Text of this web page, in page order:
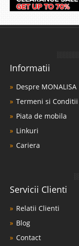
Informatii
Despre MONALISA
Termeni si Conditii
Piata de mobila
Linkuri
Cariera
Servicii Clienti
Relatii Clienti
Blog
Contact